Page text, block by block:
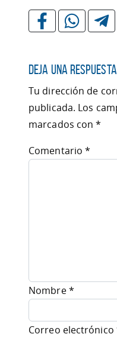
Deja una respuesta
Tu dirección de
publicada. Los
marcados con*
Comentario*
Nombre*
Correo electrónico